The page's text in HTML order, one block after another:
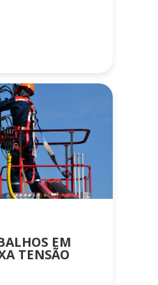
EM
TENSÃO